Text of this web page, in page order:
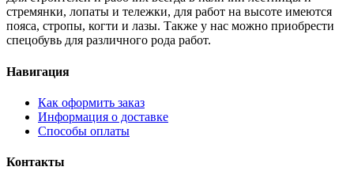
стремянки, лопаты и тележки, для работ на высоте имеются
пояса, стропы, когти и лазы. Также у нас можно приобрести
спецобувь для различного рода работ.
Навигация
Как оформить заказ
Информация о доставке
Способы оплаты
Контакты